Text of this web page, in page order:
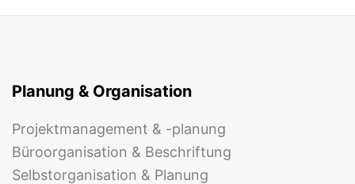
Planung & Organisation
Projektmanagement & -planung
Büroorganisation & Beschriftung
Selbstorganisation & Planung